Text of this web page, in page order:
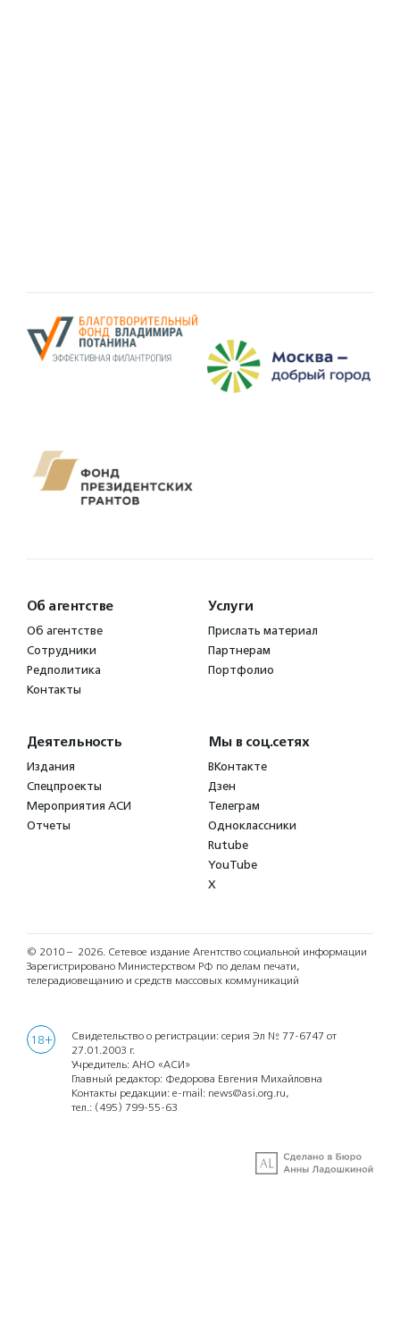
Об агентстве
Об агентстве
Сотрудники
Редполитика
Контакты
Услуги
Прислать материал
Партнерам
Портфолио
Деятельность
Издания
Спецпроекты
Мероприятия АСИ
Отчеты
Мы в соц.сетях
ВКонтакте
Дзен
Телеграм
Одноклассники
Rutube
YouTube
X
© 2010 – 2026. Сетевое издание Агентство социальной информации
Зарегистрировано Министерством РФ по делам печати,
телерадиовещанию и средств массовых коммуникаций
18+
Свидетельство о регистрации: серия Эл № 77-6747 от
27.01.2003 г.
Учредитель: АНО «АСИ»
Главный редактор: Федорова Евгения Михайловна
Контакты редакции: e-mail: news@asi.org.ru,
тел.: (495) 799-55-63